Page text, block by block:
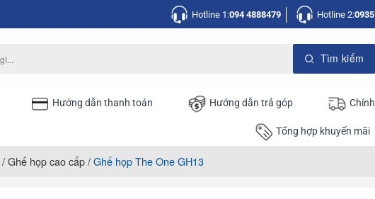
Hotline 1:094 4888479 Hotline 2:
Hướng dẫn thanh toán Hướng dẫn trả góp
Tổng hợp khuyến mãi
/Ghế họp cao cấp/Ghế họp The One GH13